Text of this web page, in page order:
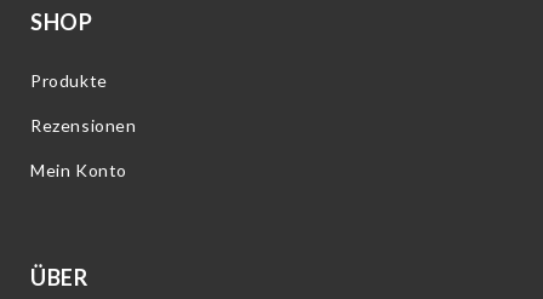
SHOP
Produkte
Rezensionen
Mein Konto
ÜBER